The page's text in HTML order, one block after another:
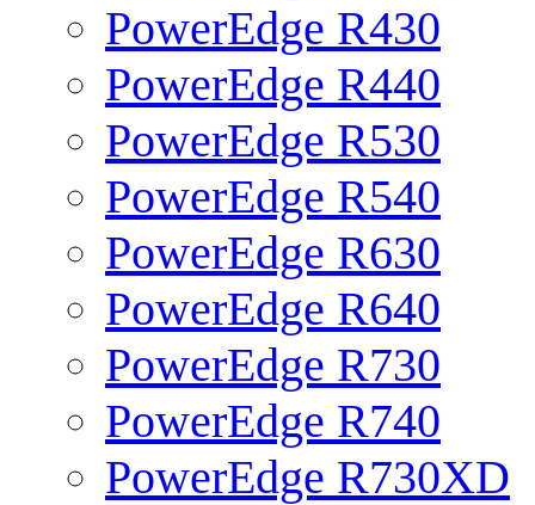
PowerEdge R430
PowerEdge R440
PowerEdge R530
PowerEdge R540
PowerEdge R630
PowerEdge R640
PowerEdge R730
PowerEdge R740
PowerEdge R730XD